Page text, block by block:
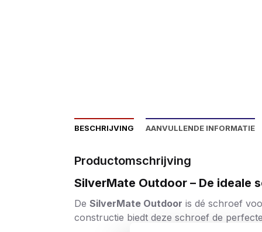
BESCHRIJVING AANVULLENDE INFORMATIE
Productomschrijving
SilverMate Outdoor – De
De SilverMate Outdoor is dé schroef
constructie biedt deze schroef de